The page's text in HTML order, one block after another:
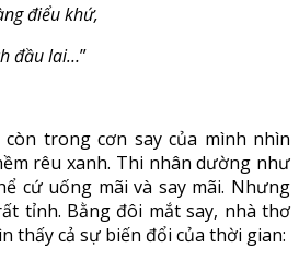
điểu khứ,
đầu lai…”
trong cơn say của mình nhìn
rêu xanh. Thi nhân dường như
cứ uống mãi và say mãi. Nhưng
tỉnh. Bằng đôi mắt say, nhà thơ
thấy cả sự biến đổi của thời gian: